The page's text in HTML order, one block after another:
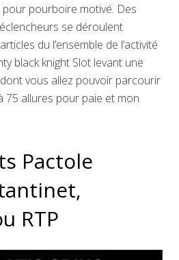
pourboire motivé. Des
se déroulent
du l’ensemble de l’activité
black knight Slot levant une
vous allez pouvoir parcourir
75 allures pour paie et mon
Pactole
RTP